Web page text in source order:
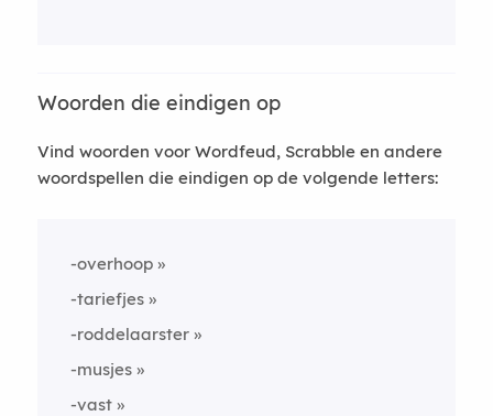
Woorden die eindigen op
Vind woorden voor Wordfeud, Scrabble en andere
woordspellen die eindigen op de volgende letters:
-overhoop
-tariefjes
-roddelaarster
-musjes
-vast